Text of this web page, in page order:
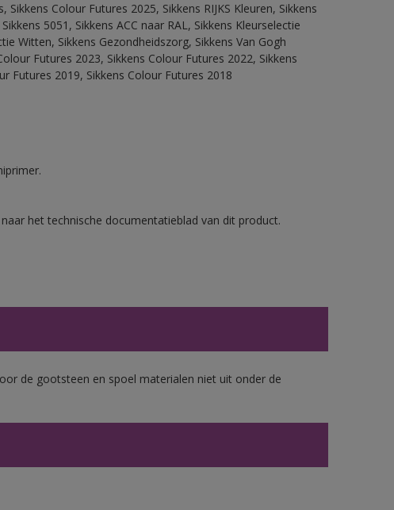
Colour Futures 2025, Sikkens RIJKS Kleuren, Sikkens
5051, Sikkens ACC naar RAL, Sikkens Kleurselectie
Witten, Sikkens Gezondheidszorg, Sikkens Van Gogh
Futures 2023, Sikkens Colour Futures 2022, Sikkens
Futures 2019, Sikkens Colour Futures 2018
het technische documentatieblad van dit product.
de gootsteen en spoel materialen niet uit onder de